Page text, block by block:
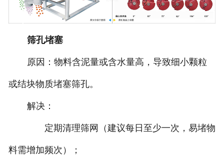
‌筛孔堵塞‌
‌原因‌：物料含泥量或含水量高，导致细小颗粒
或结块物质堵塞筛孔‌。
‌解决‌：
定期清理筛网（建议每日至少一次，易堵物
料需增加频次）‌；